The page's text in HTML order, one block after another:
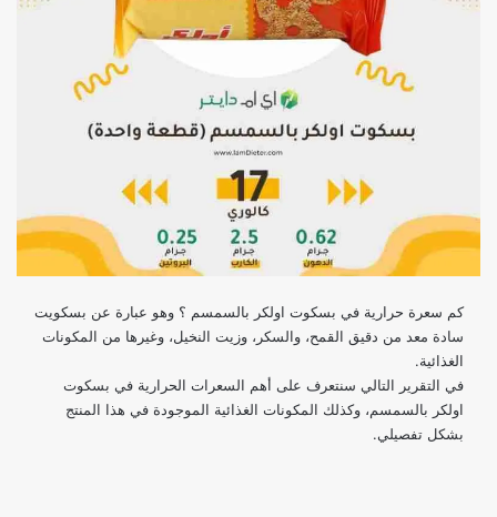
كم سعرة حرارية في بسكوت اولكر بالسمسم ؟ وهو عبارة عن بسكويت
سادة معد من دقيق القمح، والسكر، وزيت النخيل، وغيرها من المكونات
الغذائية.
في التقرير التالي سنتعرف على أهم السعرات الحرارية في بسكوت
اولكر بالسمسم، وكذلك المكونات الغذائية الموجودة في هذا المنتج
بشكل تفصيلي.